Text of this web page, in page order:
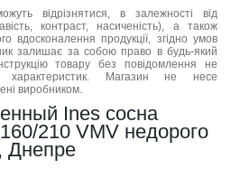
відрізнятися, в залежності від
контраст, насиченість), а також
вдосконалення продукції, згідно умов
залишає за собою право в будь-який
товару без повідомлення не
характеристик. Магазин не несе
виробником.
Ines сосна
210 VMV недорого
Днепре